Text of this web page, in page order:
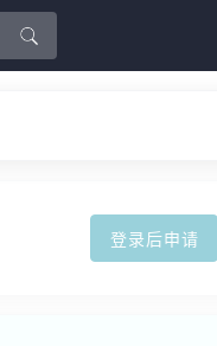
登录后申请